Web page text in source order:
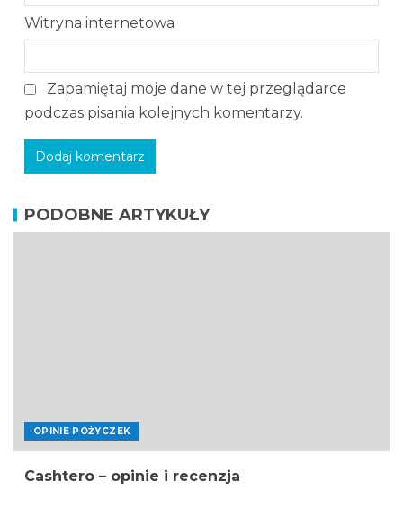
Witryna internetowa
Zapamiętaj moje dane w tej przeglądarce
podczas pisania kolejnych komentarzy.
PODOBNE ARTYKUŁY
OPINIE POŻYCZEK
Cashtero – opinie i recenzja